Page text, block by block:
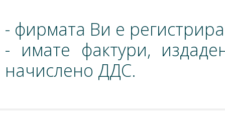
- фирмата Ви е
- имате фактури,
начислено ДДС.